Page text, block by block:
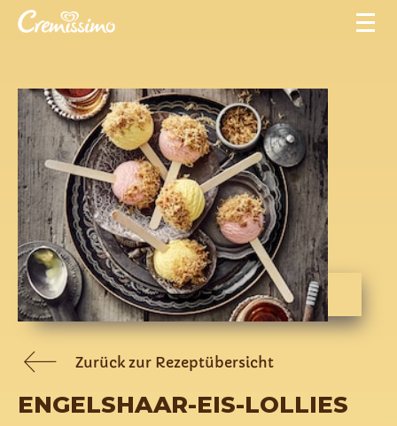
Zurück zur Rezeptübersicht
ENGELSHAAR-EIS-LOLLIES